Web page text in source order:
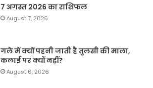
7 अगस्त 2026 का राशिफल
August 7, 2026
गले में क्यों पहनी जाती है तुलसी की माला,
कलाई पर क्यों नहीं?
August 6, 2026